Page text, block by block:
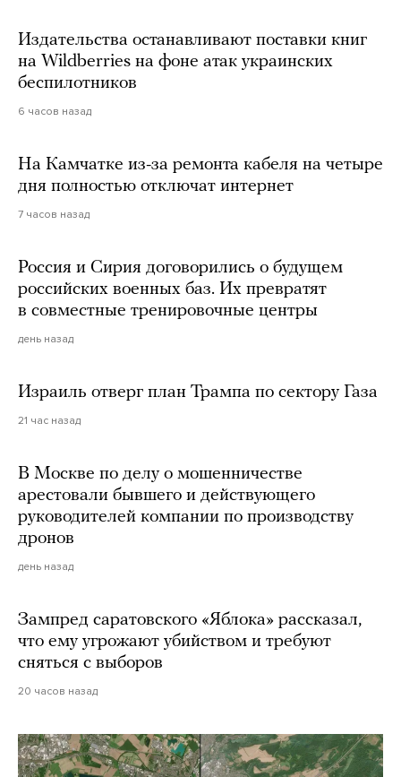
Издательства останавливают поставки книг
на Wildberries на фоне атак украинских
беспилотников
6 часов назад
На Камчатке из-за ремонта кабеля на четыре
дня полностью отключат интернет
7 часов назад
Россия и Сирия договорились о будущем
российских военных баз. Их превратят
в совместные тренировочные центры
день назад
Израиль отверг план Трампа по сектору Газа
21 час назад
В Москве по делу о мошенничестве
арестовали бывшего и действующего
руководителей компании по производству
дронов
день назад
Зампред саратовского «Яблока» рассказал,
что ему угрожают убийством и требуют
сняться с выборов
20 часов назад